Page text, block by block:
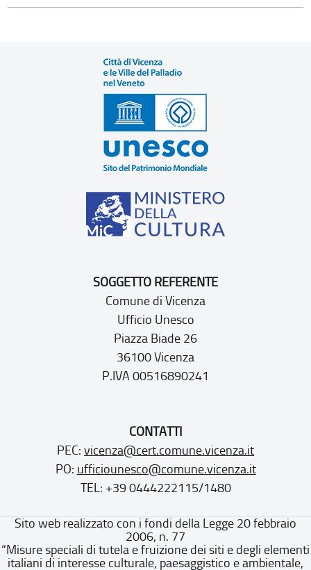
SOGGETTO REFERENTE
Comune di Vicenza
Ufficio Unesco
Piazza Biade 26
36100 Vicenza
P.IVA 00516890241
CONTATTI
PEC: vicenza@cert.comune.vicenza.it
PO: ufficiounesco@comune.vicenza.it
TEL: +39 0444222115/1480
Sito web realizzato con i fondi della Legge 20 febbraio
2006, n. 77
“Misure speciali di tutela e fruizione dei siti e degli elementi
italiani di interesse culturale, paesaggistico e ambientale,